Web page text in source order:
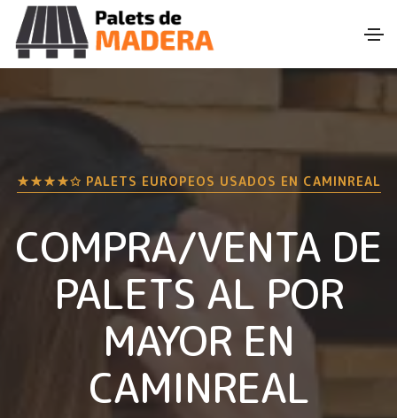
★★★★✩ PALETS EUROPEOS USADOS EN CAMINREAL
COMPRA/VENTA DE
PALETS AL POR
MAYOR EN
CAMINREAL